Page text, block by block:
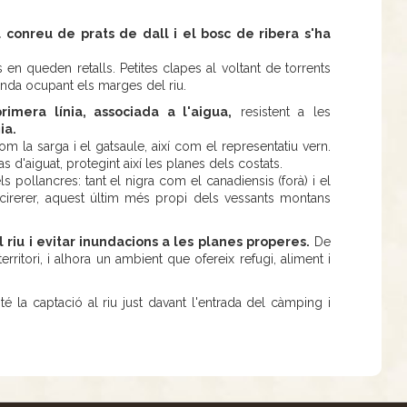
conreu de prats de dall i el bosc de ribera s'ha
queden retalls. Petites clapes al voltant de torrents
ocupant els marges del riu.
línia, associada a l'aigua, resistent a les
la sarga i el gatsaule, així com el representatiu vern.
d'aiguat, protegint així les planes dels costats.
pollancres: tant el nigra com el canadiensis (forà) i el
aquest últim més propi dels vessants montans
i evitar inundacions a les planes properes. De
i alhora un ambient que ofereix refugi, aliment i
la captació al riu just davant l'entrada del càmping i